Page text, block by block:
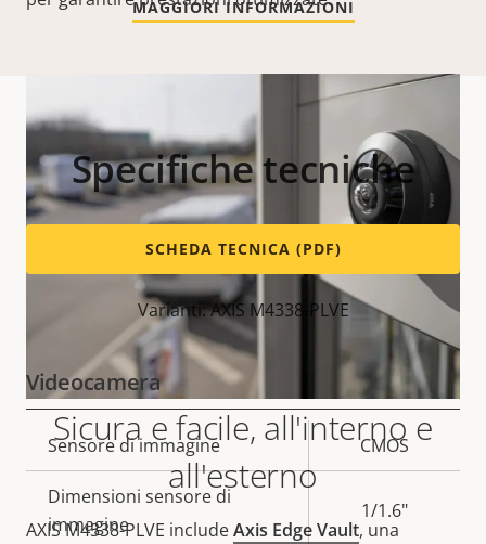
Sicura e facile, all'interno e
all'esterno
AXIS M4338-PLVE includeAxis Edge Vault, una
MAGGIORI INFORMAZIONI
Specifiche tecniche
SCHEDA TECNICA (PDF)
Varianti: AXIS M4338-PLVE
Videocamera
Descrizione
della
proprietà
Valore
della
proprietà
Sensore di immagine CMOS
Dimensioni sensore di
immagine
1/1.6"